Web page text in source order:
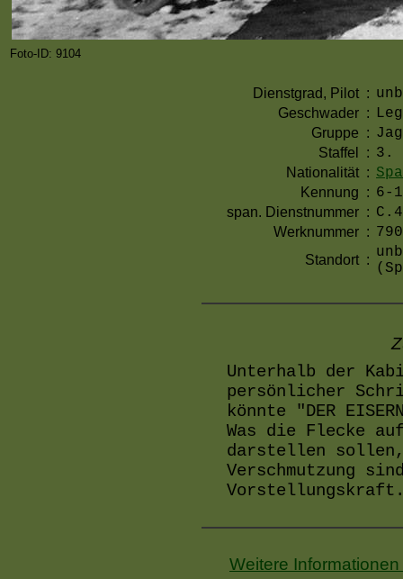
Foto-ID: 9104
Dienstgrad, Pilot :
Geschwader :
Gruppe :
Staffel : 3.
Nationalität :
Kennung : 6-
span. Dienstnummer :
Werknummer : 790
Standort :
Unterhalb der
persönlicher
könnte "DER
Was die Flecke
darstellen
Verschmutzung
Weitere